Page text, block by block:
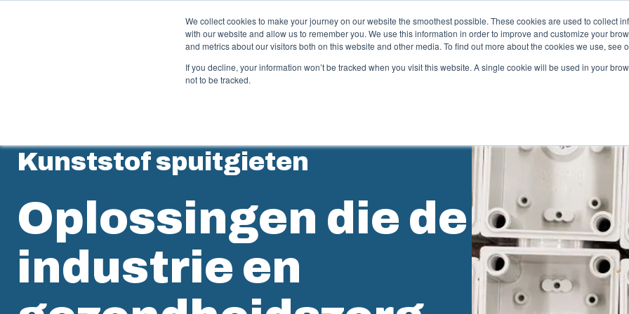
We collect cookies to make your journey on our website the smoothest possible. These cookies are used to collect
with our website and allow us to remember you. We use this information in order to improve and customize your
and metrics about our visitors both on this website and other media. To find out more about the cookies we use, see
If you decline, your information won’t be tracked when you visit this website. A single cookie will be used in your
not to be tracked.
Aanbod en dienstenPartnersInformatie & BronnenHet bedrijf
Ons assortiment behuizingen en schakelkasten biedt
voor elke omgeving de juiste oplossing.
Product zoeken
Maatwerkbehuizingen
Waarom gebruiken wij polycarbonaat?
Fibox biedt solution partner services voor
klantspecifieke kunststofdelen. Wij ondersteunen de
productie en een naadloze levering op uw locatie.
Wij leveren
testen en
Kunststof spuitgieten
Oplossingen die de
industrie en